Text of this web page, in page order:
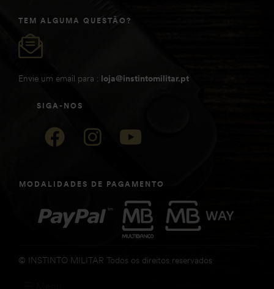
TEM ALGUMA QUESTÃO?
Envie um email para : loja@instintomilitar.pt
SIGA-NOS
MODALIDADES DE PAGAMENTO
© INSTINTO MILITAR Todos os direitos reservados